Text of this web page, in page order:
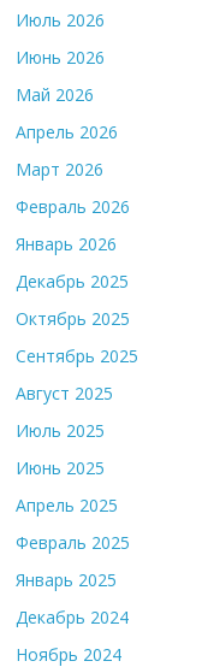
Июль 2026
Июнь 2026
Май 2026
Апрель 2026
Март 2026
Февраль 2026
Январь 2026
Декабрь 2025
Октябрь 2025
Сентябрь 2025
Август 2025
Июль 2025
Июнь 2025
Апрель 2025
Февраль 2025
Январь 2025
Декабрь 2024
Ноябрь 2024